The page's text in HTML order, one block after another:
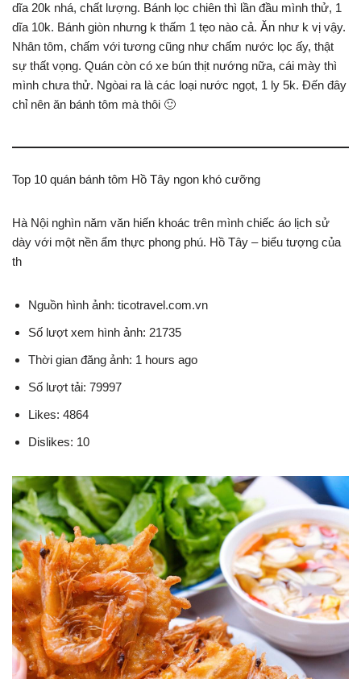
dĩa 20k nhá, chất lượng. Bánh lọc chiên thì lần đầu mình thử, 1
dĩa 10k. Bánh giòn nhưng k thấm 1 tẹo nào cả. Ăn như k vị vậy.
Nhân tôm, chấm với tương cũng như chấm nước lọc ấy, thật
sự thất vọng. Quán còn có xe bún thịt nướng nữa, cái mày thì
mình chưa thử. Ngòai ra là các loại nước ngọt, 1 ly 5k. Đến đây
chỉ nên ăn bánh tôm mà thôi 🙂
Top 10 quán bánh tôm Hồ Tây ngon khó cưỡng
Hà Nội nghìn năm văn hiến khoác trên mình chiếc áo lịch sử
dày với một nền ẩm thực phong phú. Hồ Tây – biểu tượng của
th
Nguồn hình ảnh: ticotravel.com.vn
Số lượt xem hình ảnh: 21735
Thời gian đăng ảnh: 1 hours ago
Số lượt tải: 79997
Likes: 4864
Dislikes: 10